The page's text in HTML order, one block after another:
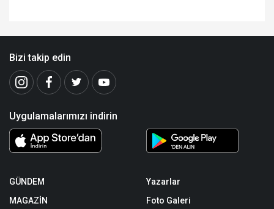
Bizi takip edin
Uygulamalarımızı indirin
GÜNDEM
MAGAZİN
Yazarlar
Foto Galeri